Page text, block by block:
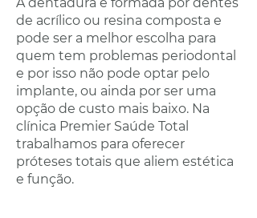
de acrílico ou resina composta e
pode ser a melhor escolha para
quem tem problemas periodontal
e por isso não pode optar pelo
implante, ou ainda por ser uma
opção de custo mais baixo. Na
clínica Premier Saúde Total
trabalhamos para oferecer
próteses totais que aliem estética
e função.